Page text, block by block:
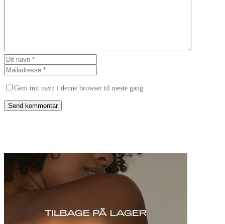
Gem mit navn i denne browser til næste gang